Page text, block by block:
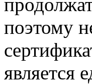
поэтому
является